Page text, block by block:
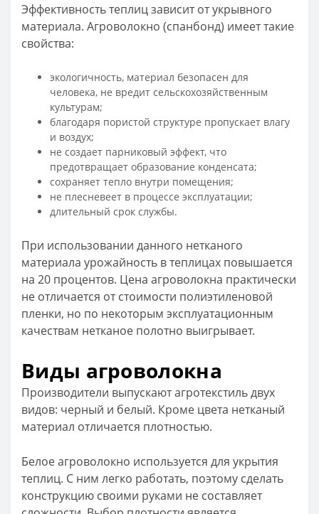
Эффективность теплиц зависит от укрывного
материала. Агроволокно (спанбонд) имеет такие
свойства:
экологичность, материал безопасен для
человека, не вредит сельскохозяйственным
культурам;
благодаря пористой структуре пропускает влагу
и воздух;
не создает парниковый эффект, что
предотвращает образование конденсата;
сохраняет тепло внутри помещения;
не плесневеет в процессе эксплуатации;
длительный срок службы.
При использовании данного нетканого
материала урожайность в теплицах повышается
на 20 процентов. Цена агроволокна практически
не отличается от стоимости полиэтиленовой
пленки, но по некоторым эксплуатационным
качествам нетканое полотно выигрывает.
Виды агроволокна
Производители выпускают агротекстиль двух
видов: черный и белый. Кроме цвета нетканый
материал отличается плотностью.
Белое агроволокно используется для укрытия
теплиц. С ним легко работать, поэтому сделать
конструкцию своими руками не составляет